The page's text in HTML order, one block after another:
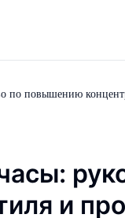
по повышению
и